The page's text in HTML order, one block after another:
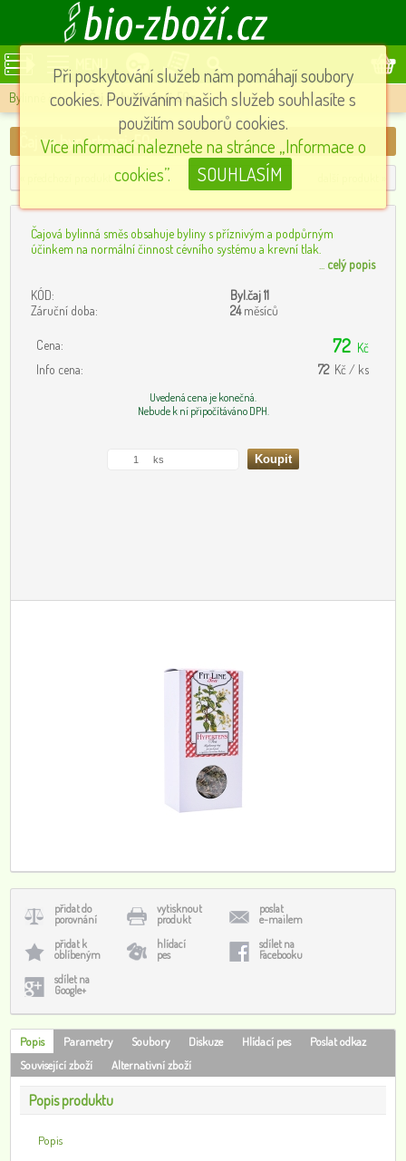
MENU
Bylinné čaje » Čaj na hypertenzi, 50g
Čaj na hypertenzi, 50g
Čajová bylinná směs obsahuje byliny s příznivým a podpůrným
účinkem na normální činnost cévního systému a krevní tlak.
celý popis
KÓD:
Byl.čaj 11
Záruční doba:
24měsíců
Cena: 72 Kč
Info cena:
72 Kč / ks
Uvedená cena je konečná.
Nebude k ní připočítáváno DPH.
přidat do
porovnání
vytisknout
produkt
poslat
e-mailem
přidat k
oblíbeným
hlídací
pes
sdílet na
Facebooku
sdílet na
Google+
Popis Parametry Soubory Diskuze Hlídací pes
Poslat odkaz
Související zboží
Alternativní zboží
Popis produktu
Popis
Při poskytování služeb nám pomáhají soubory
cookies. Používáním našich služeb souhlasíte s
použitím souborů cookies.
Více informací naleznete na stránce „Informace o
cookies”.
SOUHLASÍM